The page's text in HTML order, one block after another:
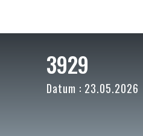
3929
Datum : 23.05.2026